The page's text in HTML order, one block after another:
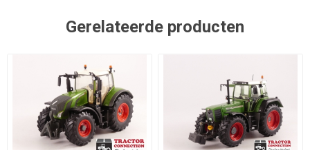
Gerelateerde producten